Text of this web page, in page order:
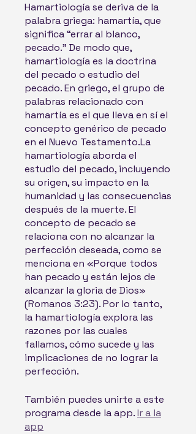
Hamartiología se deriva de la
palabra griega: hamartía, que
significa “errar al blanco,
pecado.” De modo que,
hamartiología es la doctrina
del pecado o estudio del
pecado. En griego, el grupo de
palabras relacionado con
hamartía es el que lleva en sí el
concepto genérico de pecado
en el Nuevo Testamento.La
hamartiología aborda el
estudio del pecado, incluyendo
su origen, su impacto en la
humanidad y las consecuencias
después de la muerte. El
concepto de pecado se
relaciona con no alcanzar la
perfección deseada, como se
menciona en «Porque todos
han pecado y están lejos de
alcanzar la gloria de Dios»
(Romanos 3:23). Por lo tanto,
la hamartiología explora las
razones por las cuales
fallamos, cómo sucede y las
implicaciones de no lograr la
perfección.
También puedes unirte a este
programa desde la app.Ir a la
app